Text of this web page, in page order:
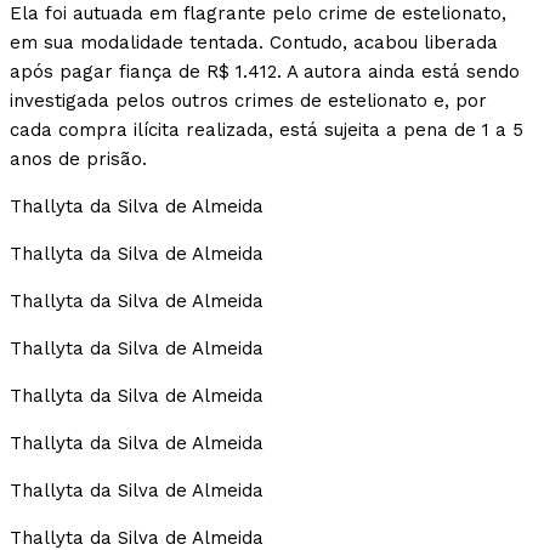
Ela foi autuada em flagrante pelo crime de estelionato,
em sua modalidade tentada. Contudo, acabou liberada
após pagar fiança de R$ 1.412. A autora ainda está sendo
investigada pelos outros crimes de estelionato e, por
cada compra ilícita realizada, está sujeita a pena de 1 a 5
anos de prisão.
Thallyta da Silva de Almeida
Thallyta da Silva de Almeida
Thallyta da Silva de Almeida
Thallyta da Silva de Almeida
Thallyta da Silva de Almeida
Thallyta da Silva de Almeida
Thallyta da Silva de Almeida
Thallyta da Silva de Almeida